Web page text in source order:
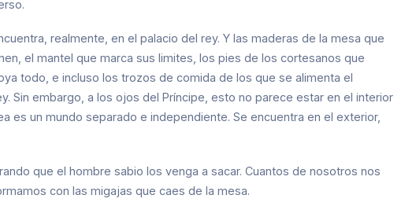
realmente, en el palacio del rey. Y las maderas de la mesa que
el mantel que marca sus limites, los pies de los cortesanos que
todo, e incluso los trozos de comida de los que se alimenta el
Sin embargo, a los ojos del Príncipe, esto no parece estar en el interior
es un mundo separado e independiente. Se encuentra en el exterior,
que el hombre sabio los venga a sacar. Cuantos de nosotros nos
con las migajas que caes de la mesa.